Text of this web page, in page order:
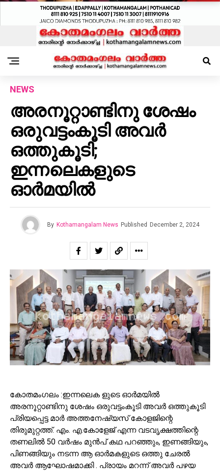
NEWS
അരനൂറ്റാണ്ടിനു ശേഷം
ഒരുവട്ടംകൂടി അവർ
ഒത്തുകൂടി;
ഇന്നലെകളുടെ
ഓർമയിൽ
By Kothamangalam News Published December 2, 2024
കോതമംഗലം :ഇന്നലെക ളുടെ ഓർമയിൽ
അരനൂറ്റാണ്ടിനു ശേഷം ഒരുവട്ടംകൂടി അവർ ഒത്തുകൂടി
പ്രിയപ്പെട്ട മാർ അത്തനേഷ്യസ് കോളജിന്റെ
തിരുമുറ്റത്ത്. എം. എ.കോളേജ് എന്ന വടവൃക്ഷത്തിന്റെ
തണലിൽ 50 വർഷം മുൻപ് കഥ പറഞ്ഞും, ഇണങ്ങിയും,
പിണങ്ങിയും നടന്ന ആ ഓർമകളുടെ ഒത്തു ചേരൽ
അവർ ആഘോഷമാക്കി . പ്രായം മറന്ന് അവർ പഴയ